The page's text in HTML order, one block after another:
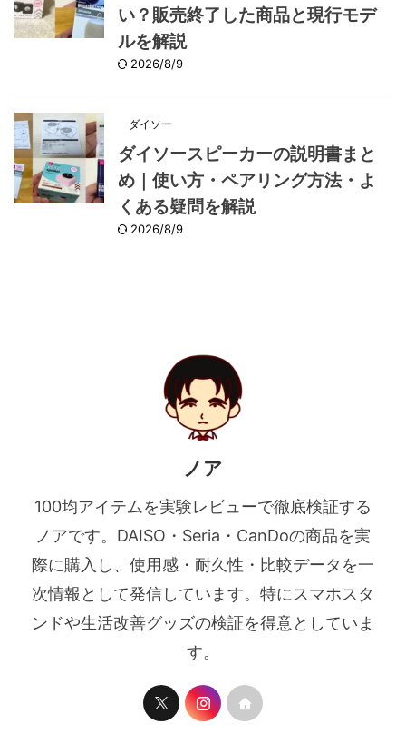
い？販売終了した商品と現行モデ
ルを解説
2026/8/9
ダイソー
ダイソースピーカーの説明書まと
め｜使い方・ペアリング方法・よ
くある疑問を解説
2026/8/9
ノア
100均アイテムを実験レビューで徹底検証する
ノアです。DAISO・Seria・CanDoの商品を実
際に購入し、使用感・耐久性・比較データを一
次情報として発信しています。特にスマホスタ
ンドや生活改善グッズの検証を得意としていま
す。